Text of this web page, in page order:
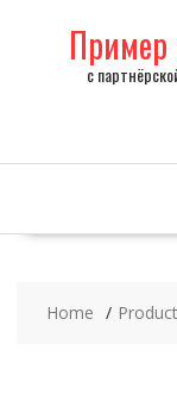
Пример
с
Home